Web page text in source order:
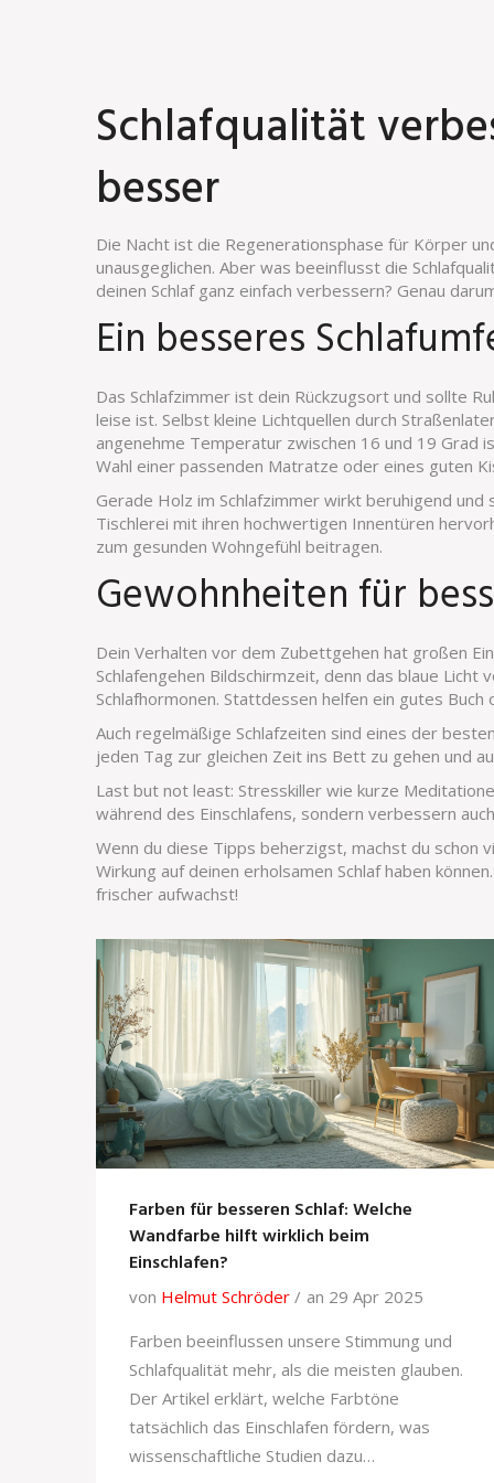
Schlafqualität
besser
Die Nacht ist die Regenerationsphase für Körper
unausgeglichen. Aber was beeinflusst die
deinen Schlaf ganz einfach verbessern? Genau
Ein besseres
Das Schlafzimmer ist dein Rückzugsort und sollte
leise ist. Selbst kleine Lichtquellen durch
angenehme Temperatur zwischen 16 und 19 Grad
Wahl einer passenden Matratze oder eines guten
Gerade Holz im Schlafzimmer wirkt beruhigend
Tischlerei mit ihren hochwertigen Innentüren
zum gesunden Wohngefühl beitragen.
Gewohnheiten für
Dein Verhalten vor dem Zubettgehen hat großen
Schlafengehen Bildschirmzeit, denn das blaue
Schlafhormonen. Stattdessen helfen ein gutes
Auch regelmäßige Schlafzeiten sind eines der
jeden Tag zur gleichen Zeit ins Bett zu gehen und
Last but not least: Stresskiller wie kurze
während des Einschlafens, sondern verbessern
Wenn du diese Tipps beherzigst, machst du schon
Wirkung auf deinen erholsamen Schlaf haben
frischer aufwachst!
Farben für besseren Schlaf: Welche
Wandfarbe hilft wirklich beim
Einschlafen?
von Helmut Schröder
an 29 Apr 2025
Farben beeinflussen unsere Stimmung und
Schlafqualität mehr, als die meisten glauben.
Der Artikel erklärt, welche Farbtöne
tatsächlich das Einschlafen fördern, was
wissenschaftliche Studien dazu